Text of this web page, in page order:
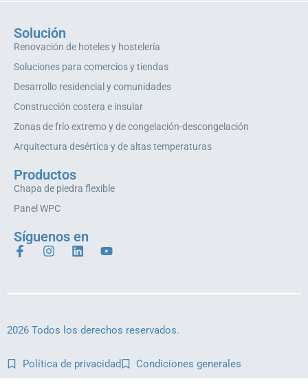
Solución
Renovación de hoteles y hostelería
Soluciones para comercios y tiendas
Desarrollo residencial y comunidades
Construcción costera e insular
Zonas de frío extremo y de congelación-descongelación
Arquitectura desértica y de altas temperaturas
Productos
Chapa de piedra flexible
Panel WPC
Síguenos en
2026 Todos los derechos reservados.
Política de privacidad Condiciones generales